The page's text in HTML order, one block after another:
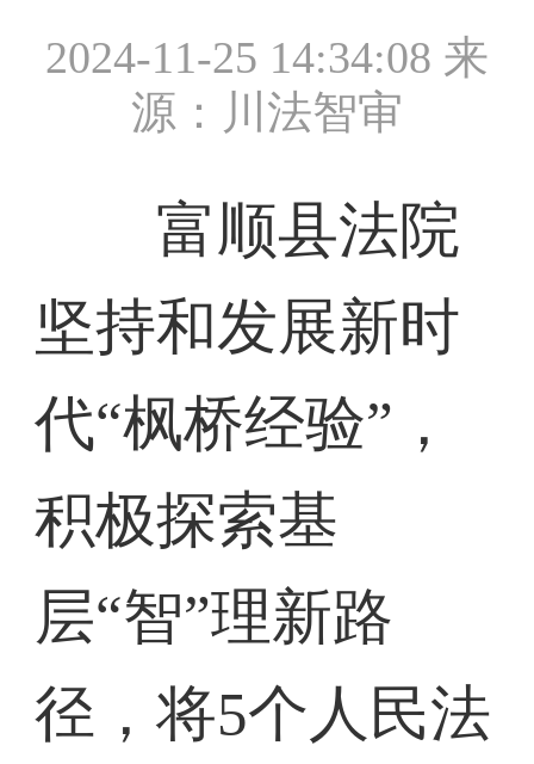
2024-11-25 14:34:08 来
源：川法智审
富顺县法院
坚持和发展新时
代“枫桥经验”，
积极探索基
层“智”理新路
径，将5个人民法